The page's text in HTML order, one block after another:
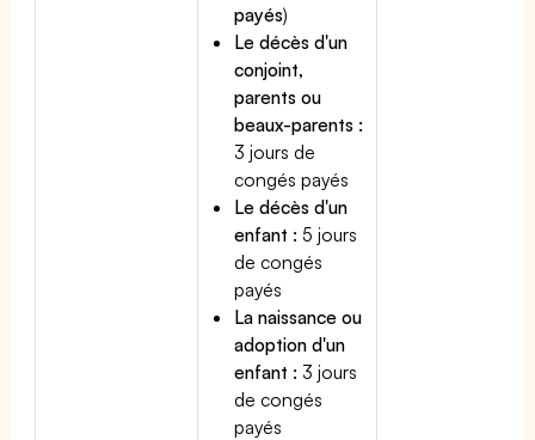
payés)
Le décès d'un
conjoint,
parents ou
beaux-parents :
3 jours de
congés payés
Le décès d'un
enfant : 5 jours
de congés
payés
La naissance ou
adoption d'un
enfant : 3 jours
de congés
payés